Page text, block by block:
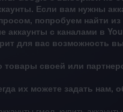
Если вам нужны
попробуем найти
аккаунты с каналами в
для вас возможность
товары своей или
их можете задать нам,